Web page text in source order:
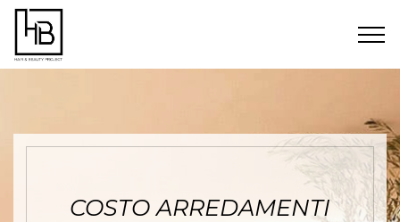
COSTO ARREDAMENTI